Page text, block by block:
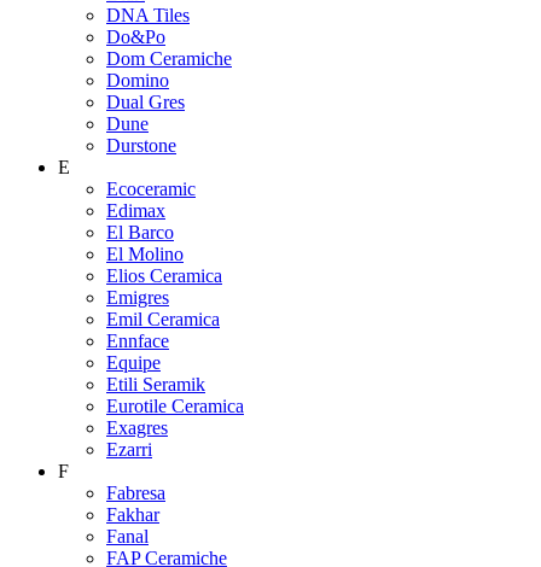
DNA Tiles
Do&Po
Dom Ceramiche
Domino
Dual Gres
Dune
Durstone
E
Ecoceramic
Edimax
El Barco
El Molino
Elios Ceramica
Emigres
Emil Ceramica
Ennface
Equipe
Etili Seramik
Eurotile Ceramica
Exagres
Ezarri
F
Fabresa
Fakhar
Fanal
FAP Ceramiche